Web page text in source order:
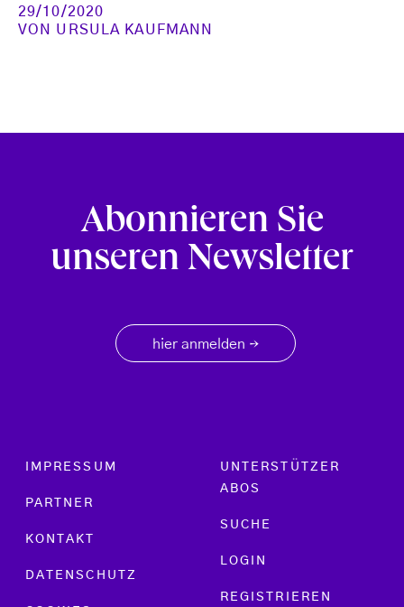
29/10/2020
VON URSULA KAUFMANN
Abonnieren Sie
unseren Newsletter
hier anmelden →
Footer menu
IMPRESSUM
PARTNER
KONTAKT
DATENSCHUTZ
UNTERSTÜTZER
ABOS
SUCHE
LOGIN
REGISTRIEREN